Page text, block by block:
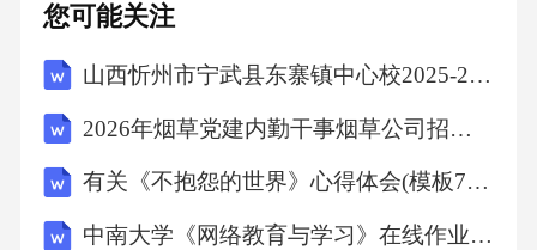
（）
7.口腔颌面部感染最常见的细菌是金黄色葡萄球
菌。（）
您可能关注
山西忻州市宁武县东寨镇中心校2025-2026学年第二学期期末学业诊断四年级语文（文字版含答案）
2026年烟草党建内勤干事烟草公司招聘考试笔试试题（含答案）
有关《不抱怨的世界》心得体会(模板7篇)
中南大学《网络教育与学习》在线作业答案